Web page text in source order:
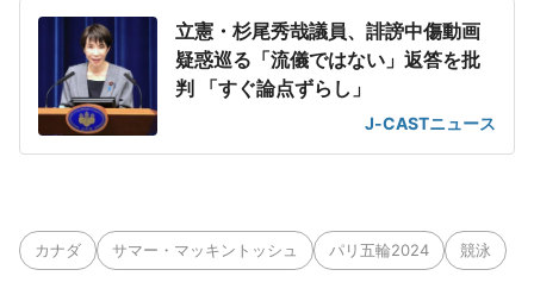
立憲・杉尾秀哉議員、誹謗中傷動画
疑惑巡る「流儀ではない」返答を批
判 「すぐ論点ずらし」
J-CASTニュース
カナダ サマー・マッキントッシュ パリ五輪2024 競泳